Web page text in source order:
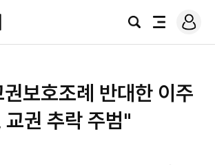
검
전
로
그
보호조례 반대한 이주
교권 추락 주범"